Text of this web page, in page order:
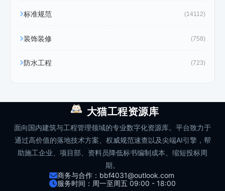
标准规范 (14112)
装饰装修 (758)
防水工程 (723)
大猫工程资源库
面向国内建筑与工程管理领域的专业数字化资源库。平台致力于
通过高价值的落地技术方案、权威规范速查以及尖端AI引擎，帮
助施工企业、项目部、资料员降低标书编制成本、缩短投标周
期。
商务与合作：bbf4031@outlook.com
服务时间：周一至周五 09:00 - 18:00